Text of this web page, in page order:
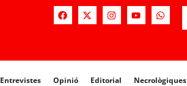
Entrevistes Opinió Editorial Necrològiques
Opinió Editorial Necrològiques